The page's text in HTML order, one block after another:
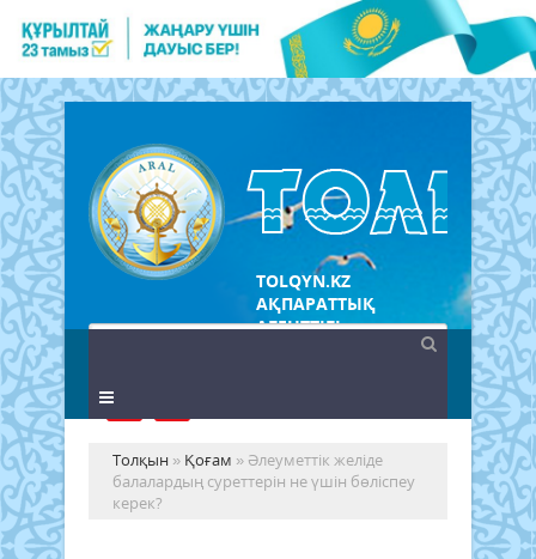
TOLQYN.KZ
АҚПАРАТТЫҚ
АГЕНТТІГІ
Толқын » Қоғам » Әлеуметтік желіде
балалардың суреттерін не үшін бөліспеу
керек?